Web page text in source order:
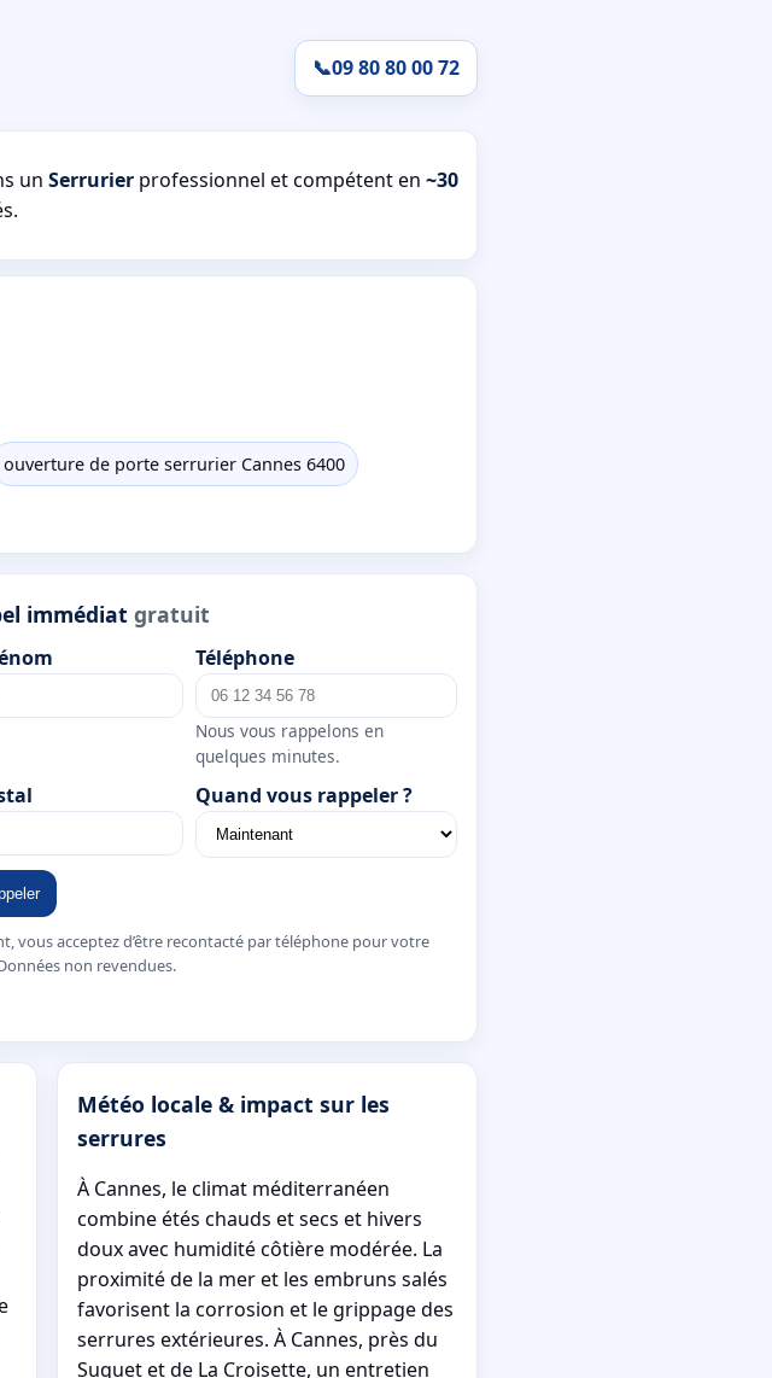
📞09 80 80 00 72
un Serrurier professionnel et compétent en ~30
ouverture de porte serrurier Cannes 6400
immédiatgratuit
Téléphone
Nous vous rappelons en
quelques minutes.
Quand vous rappeler ?
vous acceptez d’être recontacté par téléphone pour votre
non revendues.
Météo locale & impact sur les
serrures
À Cannes, le climat méditerranéen
combine étés chauds et secs et hivers
doux avec humidité côtière modérée. La
proximité de la mer et les embruns salés
favorisent la corrosion et le grippage des
serrures extérieures. À Cannes, près du
Suquet et de La Croisette, un entretien